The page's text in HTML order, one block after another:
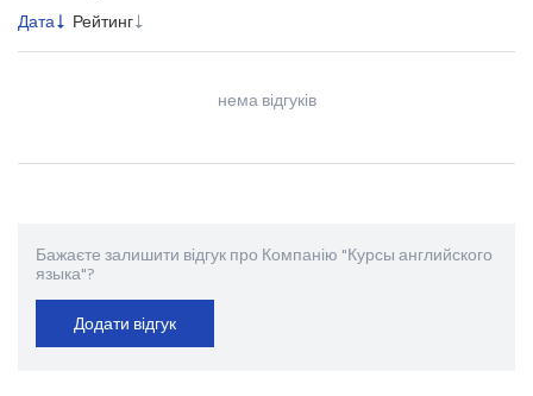
Дата Рейтинг
нема відгуків
Бажаєте залишити відгук про Компанію "Курсы английского
языка"?
Додати відгук